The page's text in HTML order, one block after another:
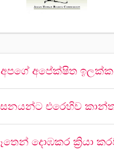
අපේක්ෂිත ඉලක්ක
එරෙහිව
දොඹකර ක්‍රියා